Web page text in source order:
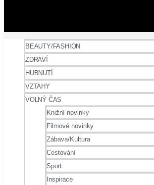
BEAUTY/FASHION
ZDRAVÍ
HUBNUTÍ
VZTAHY
VOLNÝ ČAS
Knižní novinky
Filmové novinky
Zábava/Kultura
Cestování
Sport
Inspirace